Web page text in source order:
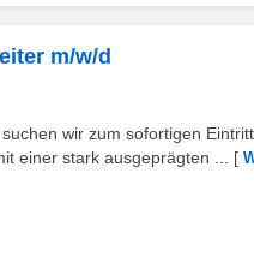
m/w/d
wir zum sofortigen
einer stark ausgeprägten ...
[